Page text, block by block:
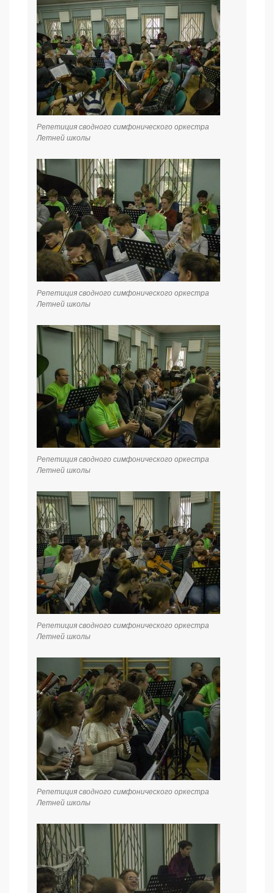
Репетиция сводного симфонического оркестра
Летней школы
Репетиция сводного симфонического оркестра
Летней школы
Репетиция сводного симфонического оркестра
Летней школы
Репетиция сводного симфонического оркестра
Летней школы
Репетиция сводного симфонического оркестра
Летней школы